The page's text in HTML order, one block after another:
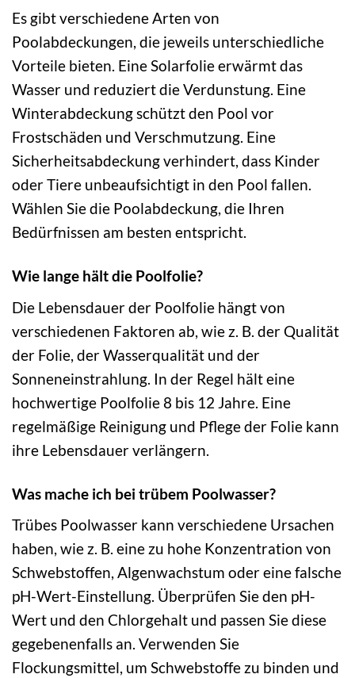
Es gibt verschiedene Arten von
Poolabdeckungen, die jeweils unterschiedliche
Vorteile bieten. Eine Solarfolie erwärmt das
Wasser und reduziert die Verdunstung. Eine
Winterabdeckung schützt den Pool vor
Frostschäden und Verschmutzung. Eine
Sicherheitsabdeckung verhindert, dass Kinder
oder Tiere unbeaufsichtigt in den Pool fallen.
Wählen Sie die Poolabdeckung, die Ihren
Bedürfnissen am besten entspricht.
Wie lange hält die Poolfolie?
Die Lebensdauer der Poolfolie hängt von
verschiedenen Faktoren ab, wie z. B. der Qualität
der Folie, der Wasserqualität und der
Sonneneinstrahlung. In der Regel hält eine
hochwertige Poolfolie 8 bis 12 Jahre. Eine
regelmäßige Reinigung und Pflege der Folie kann
ihre Lebensdauer verlängern.
Was mache ich bei trübem Poolwasser?
Trübes Poolwasser kann verschiedene Ursachen
haben, wie z. B. eine zu hohe Konzentration von
Schwebstoffen, Algenwachstum oder eine falsche
pH-Wert-Einstellung. Überprüfen Sie den pH-
Wert und den Chlorgehalt und passen Sie diese
gegebenenfalls an. Verwenden Sie
Flockungsmittel, um Schwebstoffe zu binden und